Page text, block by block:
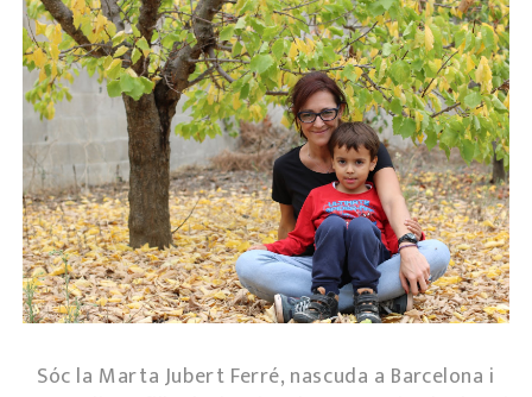
Sóc la Marta Jubert Ferré, nascuda a Barcelona i